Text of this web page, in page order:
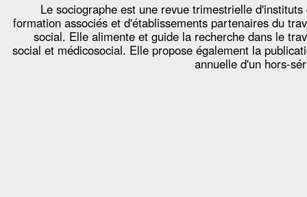
Le sociographe est une revue trimestrielle d'instituts
formation associés et d'établissements partenaires du
social. Elle alimente et guide la recherche dans le
social et médicosocial. Elle propose également la
annuelle d'un hors-